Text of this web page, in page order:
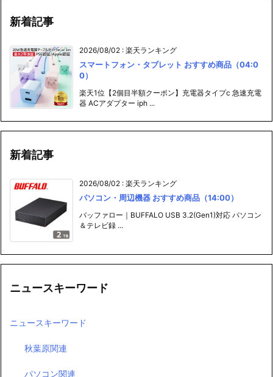
新着記事
2026/08/02 : 楽天ランキング
スマートフォン・タブレット おすすめ商品（04:0
0）
楽天1位【2個目半額クーポン】充電器タイプc 急速充電
器 ACアダプター iph ...
新着記事
2026/08/02 : 楽天ランキング
パソコン・周辺機器 おすすめ商品（14:00）
バッファロー｜BUFFALO USB 3.2(Gen1)対応 パソコン
＆テレビ録 ...
ニュースキーワード
ニュースキーワード
秋葉原関連
パソコン関連